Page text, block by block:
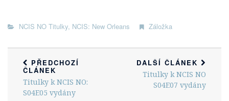
11. Série
12. Série
13. Série
14. Série
Titulky
NCIS NO Titulky, NCIS: New Orleans Záložka
PŘEDCHOZÍ
ČLÁNEK
Titulky k NCIS NO:
S04E05 vydány
DALŠÍ ČLÁNEK
Titulky k NCIS NO
S04E07 vydány